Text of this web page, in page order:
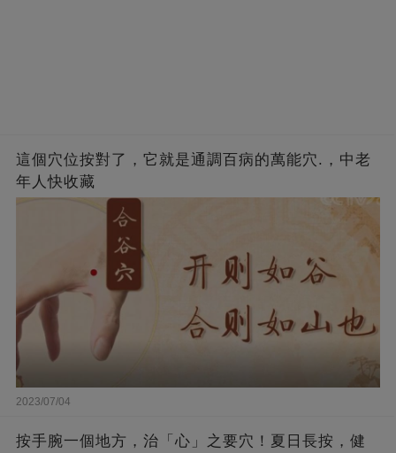
這個穴位按對了，它就是通調百病的萬能穴.，中老
年人快收藏
2023/07/04
按手腕一個地方，治「心」之要穴！夏日長按，健